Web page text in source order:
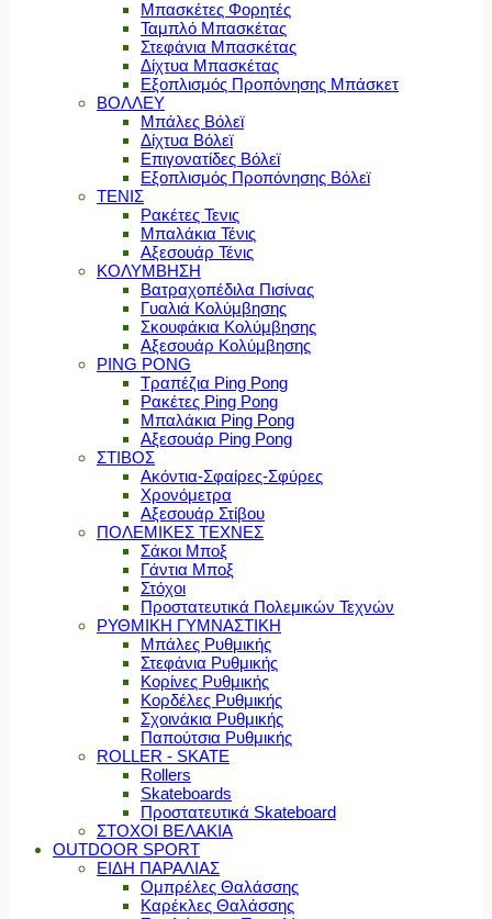
Μπασκέτες Φορητές
Ταμπλό Μπασκέτας
Στεφάνια Μπασκέτας
Δίχτυα Μπασκέτας
Εξοπλισμός Προπόνησης Μπάσκετ
ΒΟΛΛΕΥ
Μπάλες Βόλεϊ
Δίχτυα Βόλεϊ
Επιγονατίδες Βόλεϊ
Εξοπλισμός Προπόνησης Βόλεϊ
ΤΕΝΙΣ
Ρακέτες Τενις
Μπαλάκια Τένις
Αξεσουάρ Τένις
ΚΟΛΥΜΒΗΣΗ
Βατραχοπέδιλα Πισίνας
Γυαλιά Κολύμβησης
Σκουφάκια Κολύμβησης
Αξεσουάρ Κολύμβησης
PING PONG
Τραπέζια Ping Pong
Ρακέτες Ping Pong
Μπαλάκια Ping Pong
Αξεσουάρ Ping Pong
ΣΤΙΒΟΣ
Ακόντια-Σφαίρες-Σφύρες
Χρονόμετρα
Αξεσουάρ Στίβου
ΠΟΛΕΜΙΚΕΣ ΤΕΧΝΕΣ
Σάκοι Μποξ
Γάντια Μποξ
Στόχοι
Προστατευτικά Πολεμικών Τεχνών
ΡΥΘΜΙΚΗ ΓΥΜΝΑΣΤΙΚΗ
Μπάλες Ρυθμικής
Στεφάνια Ρυθμικής
Κορίνες Ρυθμικής
Κορδέλες Ρυθμικής
Σχοινάκια Ρυθμικής
Παπούτσια Ρυθμικής
ROLLER - SKATE
Rollers
Skateboards
Προστατευτικά Skateboard
ΣΤΟΧΟΙ ΒΕΛΑΚΙΑ
OUTDOOR SPORT
ΕΙΔΗ ΠΑΡΑΛΙΑΣ
Ομπρέλες Θαλάσσης
Καρέκλες Θαλάσσης